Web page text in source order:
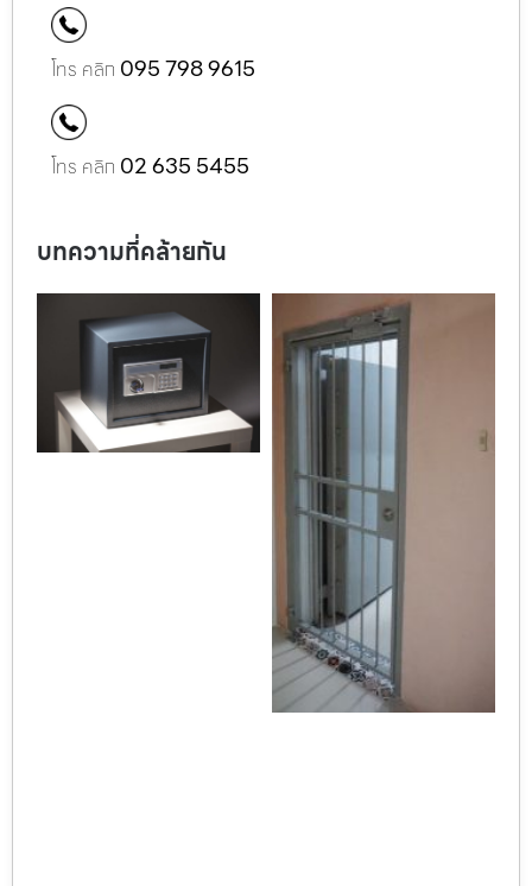
โทร คลิก 095 798 9615
โทร คลิก 02 635 5455
บทความที่คล้ายกัน